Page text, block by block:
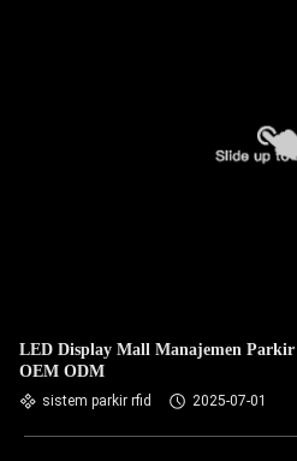
LED Display Mall Manajemen
OEM ODM
sistem parkir rfid 2025-07-01